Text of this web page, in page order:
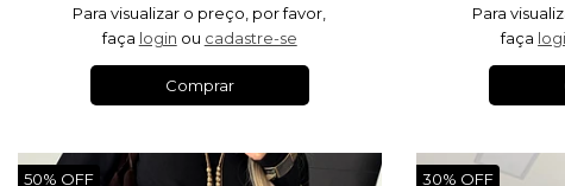
Para visualizar o preço, por favor,
faça login ou cadastre-se
Comprar
Para
faça
50% OFF 30% OFF